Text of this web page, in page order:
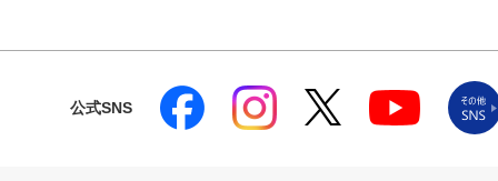
公式SNS